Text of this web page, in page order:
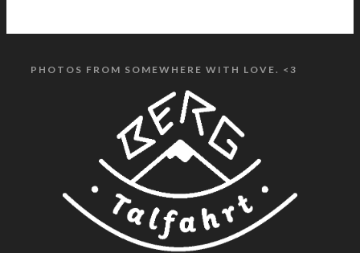
PHOTOS FROM SOMEWHERE WITH LOVE. <3